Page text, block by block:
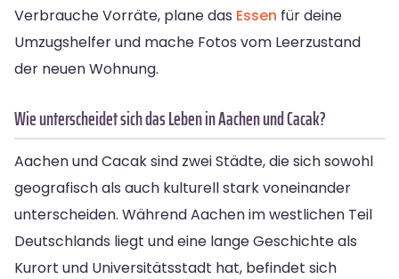
Verbrauche Vorräte, plane das Essen für deine
Umzugshelfer und mache Fotos vom Leerzustand
der neuen Wohnung.
Wie unterscheidet sich das Leben in Aachen und Cacak?
Aachen und Cacak sind zwei Städte, die sich sowohl
geografisch als auch kulturell stark voneinander
unterscheiden. Während Aachen im westlichen Teil
Deutschlands liegt und eine lange Geschichte als
Kurort und Universitätsstadt hat, befindet sich